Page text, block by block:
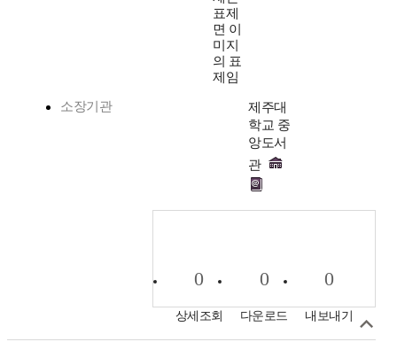
표제
면 이
미지
의 표
제임
소장기관
제주대
학교 중
앙도서
관
0
상세조회
0
다운로드
0
내보내기